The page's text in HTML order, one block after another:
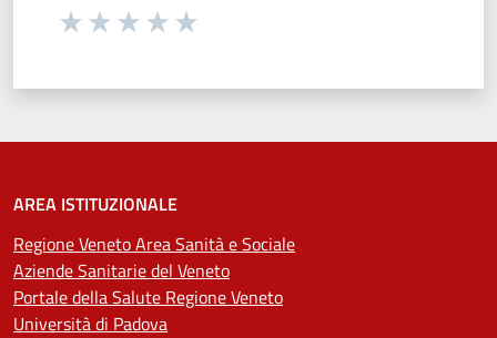
Seleziona una valutazione da 1 a 5 stelle
AREA ISTITUZIONALE
Regione Veneto Area Sanità e Sociale
Aziende Sanitarie del Veneto
Portale della Salute Regione Veneto
Università di Padova